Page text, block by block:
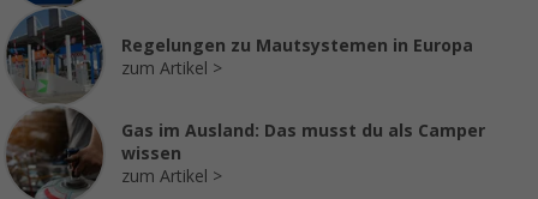
Regelungen zu Mautsystemen in Europa
zum Artikel
Gas im Ausland: Das musst du als Camper
wissen
zum Artikel